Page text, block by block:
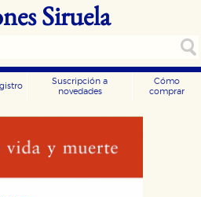
Siruela
Suscripción a
novedades
Cómo
comprar